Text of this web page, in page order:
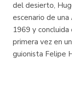
del desierto,
escenario de una
1969 y
primera vez en
guionista Felipe